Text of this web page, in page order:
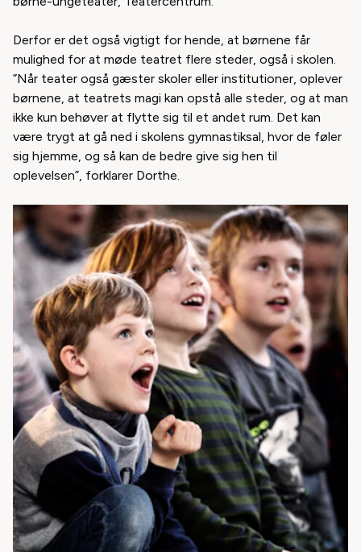
Derfor er det også vigtigt for hende, at børnene får
mulighed for at møde teatret flere steder, også i skolen.
”Når teater også gæster skoler eller institutioner, oplever
børnene, at teatrets magi kan opstå alle steder, og at man
ikke kun behøver at flytte sig til et andet rum. Det kan
være trygt at gå ned i skolens gymnastiksal, hvor de føler
sig hjemme, og så kan de bedre give sig hen til
oplevelsen”, forklarer Dorthe.